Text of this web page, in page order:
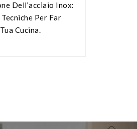
Dell’acciaio Inox:
Per Far
Cucina.